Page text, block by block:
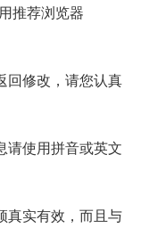
推荐浏览器
回修改，请您认真
请使用拼音或英文
真实有效，而且与